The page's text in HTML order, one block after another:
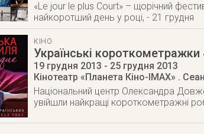
«Le jour le plus Court» – щорічний
найкоротший день у році, - 21 грудня
КІНО
Українські
19 грудня 2013 - 25 грудня 2013
Кінотеатр «Планета Кіно-IMAX» .
Національний центр Олександра
увійшли найкращі короткометражні